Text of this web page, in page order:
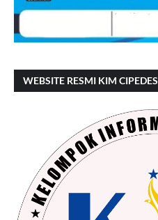
WEBSITE RESMI KIM CIPEDES